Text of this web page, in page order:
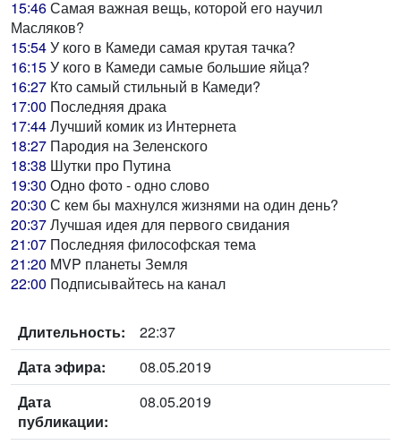
15:46Самая важная вещь, которой его научил
Масляков?
15:54У кого в Камеди самая крутая тачка?
16:15У кого в Камеди самые большие яйца?
16:27 Кто самый стильный в Камеди?
17:00 Последняя драка
17:44Лучший комик из Интернета
18:27 Пародия на Зеленского
18:38 Шутки про Путина
19:30 Одно фото - одно слово
20:30 С кем бы махнулся жизнями на один день?
20:37Лучшая идея для первого свидания
21:07 Последняя философская тема
21:20 MVP планеты Земля
22:00 Подписывайтесь на канал
Длительность:
22:37
Дата эфира:
08.05.2019
Дата
публикации:
08.05.2019